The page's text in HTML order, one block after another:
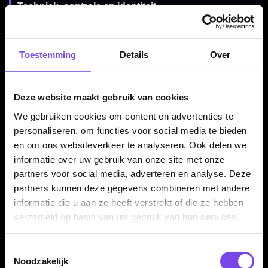
Toestemming Details Over
Deze website maakt gebruik van cookies
We gebruiken cookies om content en advertenties te
personaliseren, om functies voor social media te bieden
en om ons websiteverkeer te analyseren. Ook delen we
informatie over uw gebruik van onze site met onze
partners voor social media, adverteren en analyse. Deze
partners kunnen deze gegevens combineren met andere
informatie die u aan ze heeft verstrekt of die ze hebben
verzameld op basis van uw gebruik van hun services.
Noodzakelijk
Techniek, controle en identiteit
De Patrick Tringler Challenger combineert een zuiver
technisch ontwerp met een persoonlijke afwerking. De rechte
barrel, ringgripzones en zwarte coating maken dit een dart
met focus op prestatie én uitstraling.
Voor spelers die controle zoeken
geschikt voor darters die een rechte steeltip set zoeken met
stabiele balans, duidelijke grip en een professioneel
speelgevoel. Dit maakt de set interessant voor fanatieke
recreatieve spelers en competitiedarters.